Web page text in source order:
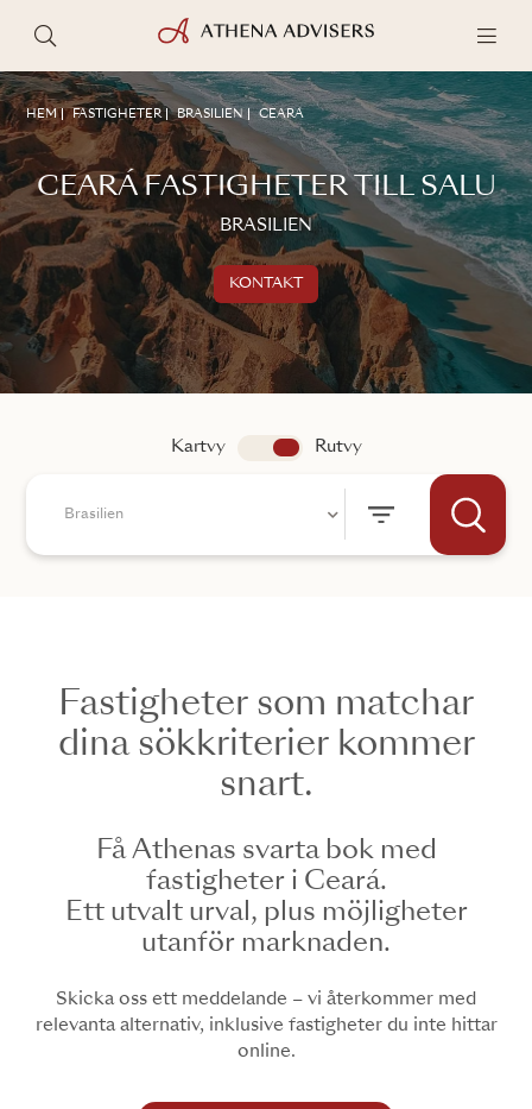
HEM FASTIGHETER BRASILIEN CEARÁ
CEARÁ FASTIGHETER TILL SALU
BRASILIEN
KONTAKT
Kontakta oss
+44
SKICKA
Kartvy app.search.view
Rutvy
Brasilien
Fastigheter som matchar
dina sökkriterier kommer
snart.
Få Athenas svarta bok med
fastigheter i Ceará.
Ett utvalt urval, plus möjligheter
utanför marknaden.
Skicka oss ett meddelande – vi återkommer med
relevanta alternativ, inklusive fastigheter du inte hittar
online.